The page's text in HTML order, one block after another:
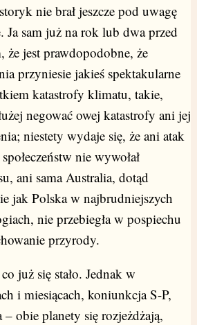
nie brał jeszcze pod uwagę
Ja sam już na rok lub dwa przed
że jest prawdopodobne, że
przyniesie jakieś spektakularne
katastrofy klimatu, takie,
negować owej katastrofy ani jej
niestety wydaje się, że ani atak
nie wywołał
ani sama Australia, dotąd
jak Polska w najbrudniejszych
nie przebiegła w pospiechu
przyrody.
już się stało. Jednak w
i miesiącach, koniunkcja S-P,
obie planety się rozjeżdżają,